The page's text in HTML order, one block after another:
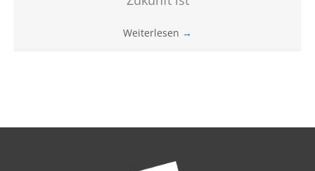
Weiterlesen →